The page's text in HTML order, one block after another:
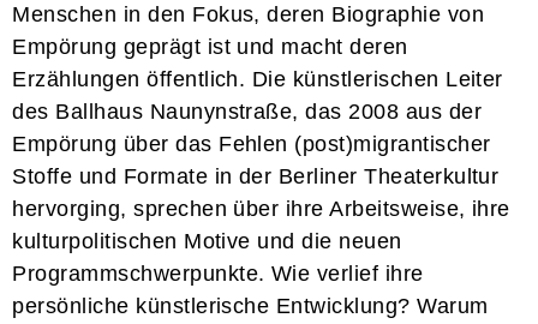
Menschen in den Fokus, deren Biographie von
Empörung geprägt ist und macht deren
Erzählungen öffentlich. Die künstlerischen Leiter
des Ballhaus Naunynstraße, das 2008 aus der
Empörung über das Fehlen (post)migrantischer
Stoffe und Formate in der Berliner Theaterkultur
hervorging, sprechen über ihre Arbeitsweise, ihre
kulturpolitischen Motive und die neuen
Programmschwerpunkte. Wie verlief ihre
persönliche künstlerische Entwicklung? Warum